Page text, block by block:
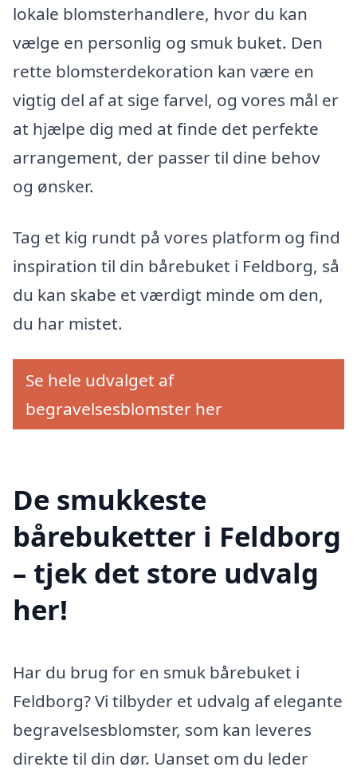
lokale blomsterhandlere, hvor du kan
vælge en personlig og smuk buket. Den
rette blomsterdekoration kan være en
vigtig del af at sige farvel, og vores mål er
at hjælpe dig med at finde det perfekte
arrangement, der passer til dine behov
og ønsker.
Tag et kig rundt på vores platform og find
inspiration til din bårebuket i Feldborg, så
du kan skabe et værdigt minde om den,
du har mistet.
Se hele udvalget af
begravelsesblomster her
De smukkeste
bårebuketter i Feldborg
– tjek det store udvalg
her!
Har du brug for en smuk bårebuket i
Feldborg? Vi tilbyder et udvalg af elegante
begravelsesblomster, som kan leveres
direkte til din dør. Uanset om du leder